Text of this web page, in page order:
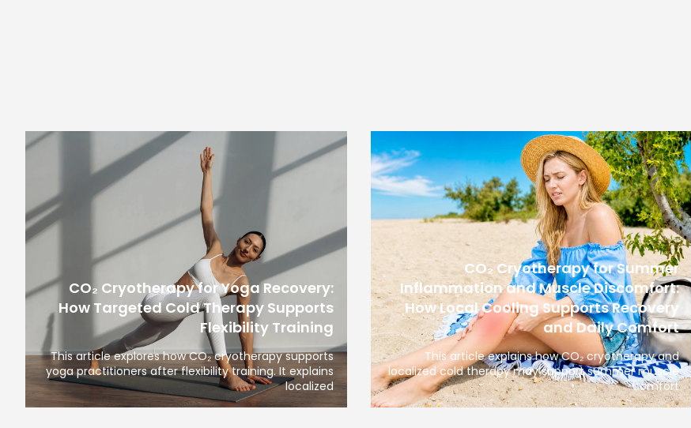
CO₂ Cryotherapy for Summer
Inflammation and Muscle Discomfort:
How Local Cooling Supports Recovery
and Daily Comfort
This article explains how CO₂ cryotherapy and
localized cold therapy may support summer muscle
comfort
CO₂ Cryotherapy for Yoga Recovery:
How Targeted Cold Therapy Supports
Flexibility Training
This article explores how CO₂ cryotherapy supports
yoga practitioners after flexibility training. It explains
localized